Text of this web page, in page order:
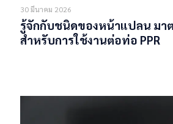
30 มีนาคม 2026
รู้จักกับชนิดของหน้าแปลน มา
สำหรับการใช้งานต่อท่อ PPR